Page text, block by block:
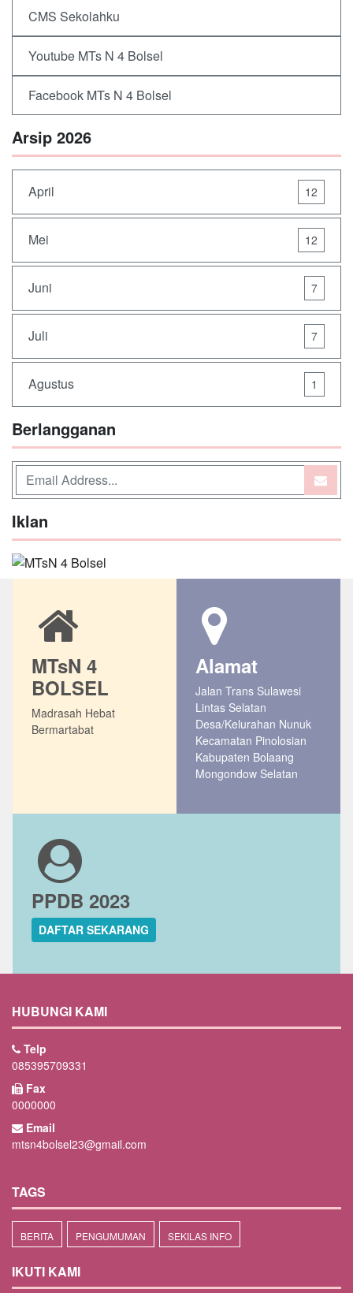
CMS Sekolahku
Youtube MTs N 4 Bolsel
Facebook MTs N 4 Bolsel
Arsip 2026
April 12
Mei 12
Juni 7
Juli 7
Agustus 1
Berlangganan
Iklan
MTsN 4
BOLSEL
Madrasah Hebat
Bermartabat
Alamat
Jalan Trans Sulawesi
Lintas Selatan
Desa/Kelurahan Nunuk
Kecamatan Pinolosian
Kabupaten Bolaang
Mongondow Selatan
PPDB 2023
DAFTAR SEKARANG
HUBUNGI KAMI
Telp
085395709331
Fax
0000000
Email
mtsn4bolsel23@gmail.com
TAGS
BERITA PENGUMUMAN SEKILAS INFO
IKUTI KAMI